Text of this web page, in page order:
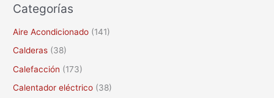
s
o
Categorías
Aire Acondicionado (141)
Calderas (38)
Calefacción (173)
Calentador eléctrico (38)